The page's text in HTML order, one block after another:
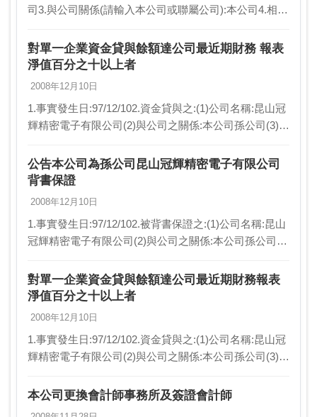
司3.與公司關係(請輸入本公司或聯屬公司):本公司4.相互
緣由:依櫃檯買賣中心9…
對單一企業資金貸與餘額達公司最近期財務 報表
淨值百分之十以上者
2008年12月10日
1.事實發生日:97/12/102.資金貸與之:(1)公司名稱:昆山冠
輝精密電子有限公司(2)與公司之關係:本公司孫公司(3)資
元):57…
公告本公司為孫公司昆山冠輝精密電子有限公司
背書保證
2008年12月10日
1.事實發生日:97/12/102.被背書保證之:(1)公司名稱:昆山
冠輝精密電子有限公司(2)與公司之關係:本公司孫公司(3)
元):9…
對單一企業資金貸與餘額達公司最近期財務報表
淨值百分之十以上者
2008年12月10日
1.事實發生日:97/12/102.資金貸與之:(1)公司名稱:昆山冠
輝精密電子有限公司(2)與公司之關係:本公司孫公司(3)資
元):57…
本公司更換會計師事務所及簽證會計師